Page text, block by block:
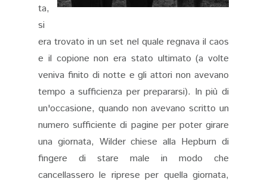
ta,
si
era trovato in un set nel quale regnava il caos
e il copione non era stato ultimato (a volte
veniva finito di notte e gli attori non avevano
tempo a sufficienza per prepararsi). In più di
un'occasione, quando non avevano scritto un
numero sufficiente di pagine per poter girare
una giornata, Wilder chiese alla Hepburn di
fingere di stare male in modo che
cancellassero le riprese per quella giornata,